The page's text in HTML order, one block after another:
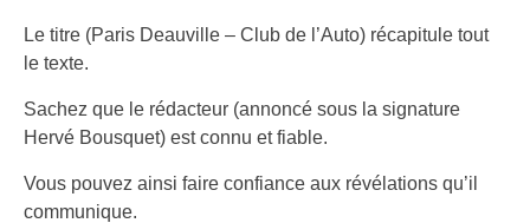
Le titre (Paris Deauville – Club de l’Auto) récapitule tout
le texte.
Sachez que le rédacteur (annoncé sous la signature
Hervé Bousquet) est connu et fiable.
Vous pouvez ainsi faire confiance aux révélations qu’il
communique.